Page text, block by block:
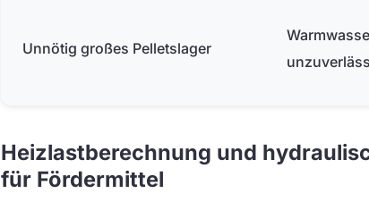
Unnötig großes Pellets­lager
Heizlastberechnung und
für Fördermittel